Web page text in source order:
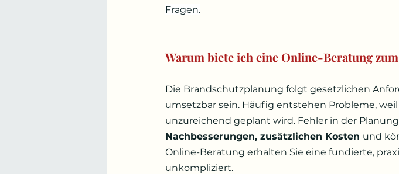
Fragen.
Warum biete ich eine Online-Beratung
Die Brandschutzplanung folgt gesetzlichen
umsetzbar sein. Häufig entstehen Probleme,
unzureichend geplant wird. Fehler in der
Nachbesserungen, zusätzlichen Kosten und
Online-Beratung erhalten Sie eine fundierte,
unkompliziert.